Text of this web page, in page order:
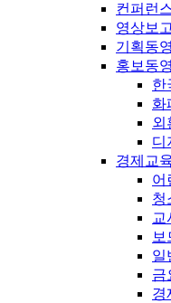
컨퍼런
영상보
기획동
홍보동
한
화
외
디
경제교
어
청
교
보
일
금
경